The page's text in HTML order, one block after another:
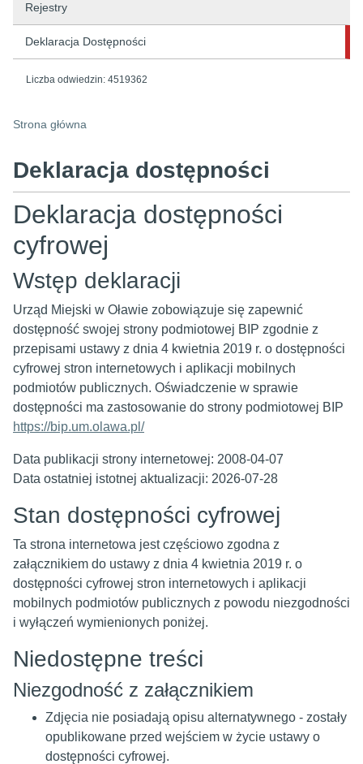
Rejestry
Deklaracja Dostępności
Liczba odwiedzin: 4519362
Strona główna
Deklaracja dostępności
Deklaracja dostępności
cyfrowej
Wstęp deklaracji
Urząd Miejski w Oławie zobowiązuje się zapewnić
dostępność swojej strony podmiotowej BIP zgodnie z
przepisami ustawy z dnia 4 kwietnia 2019 r. o dostępności
cyfrowej stron internetowych i aplikacji mobilnych
podmiotów publicznych. Oświadczenie w sprawie
dostępności ma zastosowanie do strony podmiotowej BIP
https://bip.um.olawa.pl/
Data publikacji strony internetowej: 2008-04-07
Data ostatniej istotnej aktualizacji: 2026-07-28
Stan dostępności cyfrowej
Ta strona internetowa jest częściowo zgodna z
załącznikiem do ustawy z dnia 4 kwietnia 2019 r. o
dostępności cyfrowej stron internetowych i aplikacji
mobilnych podmiotów publicznych z powodu niezgodności
i wyłączeń wymienionych poniżej.
Niedostępne treści
Niezgodność z załącznikiem
Zdjęcia nie posiadają opisu alternatywnego - zostały
opublikowane przed wejściem w życie ustawy o
dostępności cyfrowej.